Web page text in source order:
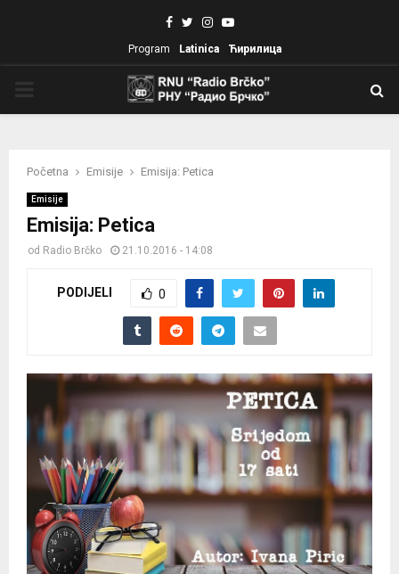
Facebook
TwitterInstagram
Youtube
Program Latinica Ћирилица
Početna Emisije Emisija: Petica
Emisije
Emisija: Petica
od Radio Brčko 21.10.2016 - 14:08
PODIJELI 0